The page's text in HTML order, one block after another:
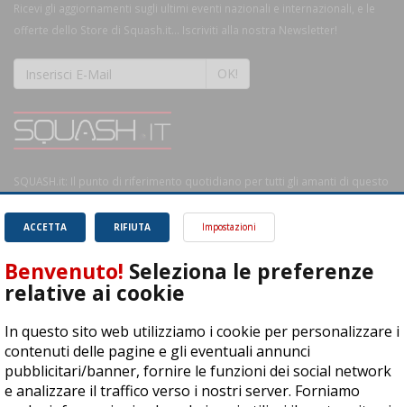
Ricevi gli aggiornamenti sugli ultimi eventi nazionali e internazionali, e le
offerte dello Store di Squash.it... Iscriviti alla nostra Newsletter!
OK!
SQUASH.it: Il punto di riferimento quotidiano per tutti gli amanti di questo
RIFIUTA
ACCETTA Impostazioni
Benvenuto! Seleziona le preferenze
relative ai cookie
In questo sito web utilizziamo i cookie per personalizzare i
contenuti delle pagine e gli eventuali annunci
pubblicitari/banner, fornire le funzioni dei social network
e analizzare il traffico verso i nostri server. Forniamo
04278030988
© Copyright 2015 | All Rights Reserved - Powered byDynDevice
Privacy Policy Cookie Policy Accessibilità Sitemap